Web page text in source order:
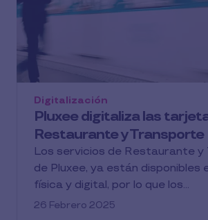
Pluxee digitaliza las
Restaurante y Transporte
Digitalización
Los servicios de Restaurante
de Pluxee, ya están disponibles
física y digital, por lo que los...
26 Febrero 2025